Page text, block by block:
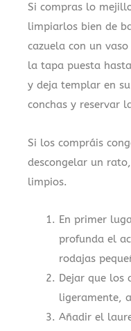
Si compras lo
limpiarlos bien de
cazuela con un
la tapa puesta
y deja templar en
conchas y reservar
Si los compráis
descongelar un
limpios.
En primer
profunda el
rodajas
Dejar que los
ligeramente,
Añadir el